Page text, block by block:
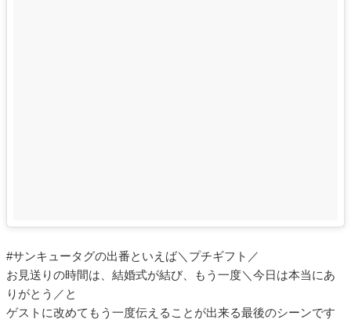
#サンキュータグの出番といえば＼プチギフト／
お見送りの時間は、結婚式が結び、もう一度＼今日は本当にあ
りがとう／と
ゲストに改めてもう一度伝えることが出来る最後のシーンです